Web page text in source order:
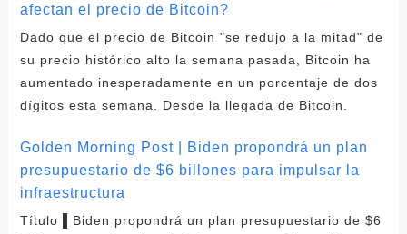
afectan el precio de Bitcoin?
Dado que el precio de Bitcoin "se redujo a la mitad" de
su precio histórico alto la semana pasada, Bitcoin ha
aumentado inesperadamente en un porcentaje de dos
dígitos esta semana. Desde la llegada de Bitcoin.
Golden Morning Post | Biden propondrá un plan
presupuestario de $6 billones para impulsar la
infraestructura
Título ▌Biden propondrá un plan presupuestario de $6